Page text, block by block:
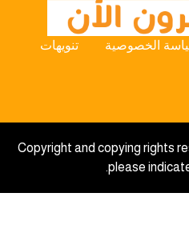
الخصوصية
تنويهات
Copyright and copying rights
please